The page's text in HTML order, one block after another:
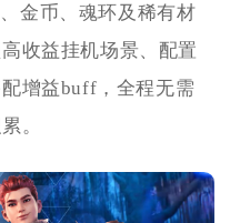
金币、魂环及稀有材
收益挂机场景、配置
增益buff，全程无需
。